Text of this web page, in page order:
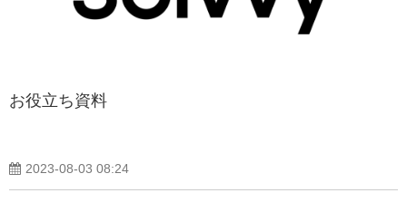
お役立ち資料
2023-08-03 08:24